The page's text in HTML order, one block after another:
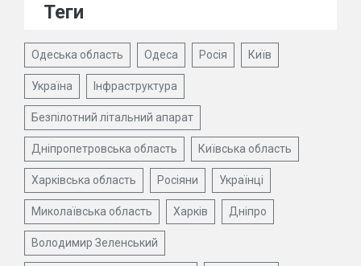
Теги
Одеська область Одеса Росія Київ
Україна Інфраструктура
Безпілотний літальний апарат
Дніпропетровська область Київська область
Харківська область Росіяни Українці
Миколаївська область Харків Дніпро
Володимир Зеленський